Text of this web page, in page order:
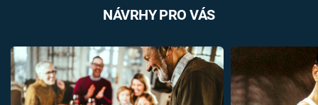
NÁVRHY PRO VÁS